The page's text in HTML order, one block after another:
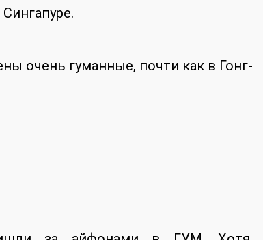
очень гуманные, почти как в Гонг-